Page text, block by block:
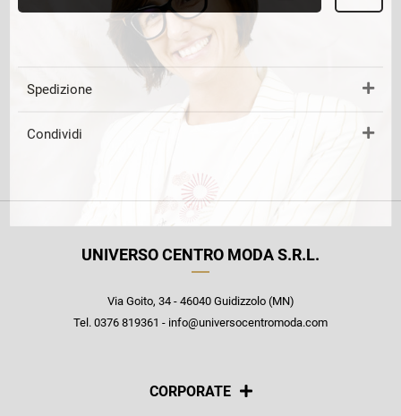
Spedizione
Condividi
UNIVERSO CENTRO MODA S.R.L.
Via Goito, 34 - 46040 Guidizzolo (MN)
Tel. 0376 819361 - info@universocentromoda.com
CORPORATE